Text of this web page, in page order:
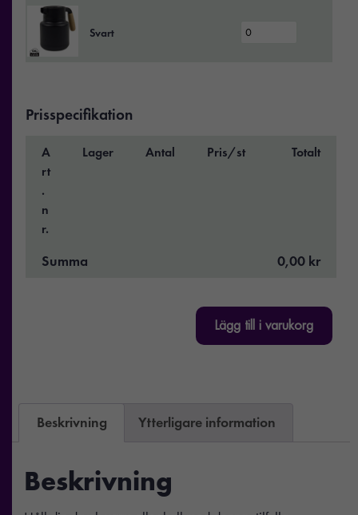
Svart
Prisspecifikation
A
rt
.
n
r.
Lager Antal Pris/st Totalt
Summa 0,00 kr
Lägg till i varukorg
Beskrivning Ytterligare information
Beskrivning